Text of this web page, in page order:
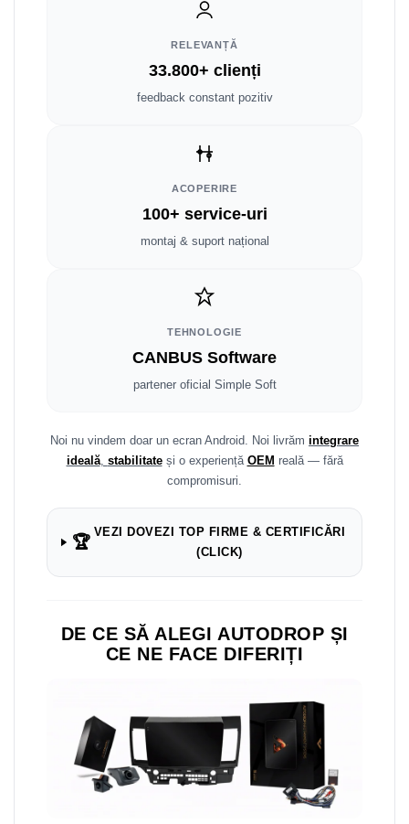
Dodge
Navigații universale 2DIN
Navigații universale 1DIN
Rame adaptoare Volkswagen
Rame adaptoare M-Benz
Rame adaptoare Opel
RELEVANȚĂ
33.800+ clienți
feedback constant pozitiv
ACOPERIRE
100+ service-uri
montaj & suport național
TEHNOLOGIE
CANBUS Software
partener oficial Simple Soft
Noi nu vindem doar un ecran Android. Noi livrăm integrare
ideală, stabilitateși o experiență OEM reală — fără
compromisuri.
🏆
VEZI DOVEZI TOP FIRME & CERTIFICĂRI
(CLICK)
DE CE SĂ ALEGI AUTODROP ȘI
CE NE FACE DIFERIȚI